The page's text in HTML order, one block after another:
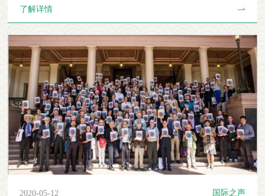
项目计划批复意见。 第九条 省级文物行政部门应及时将批复
意见告知市县级文物行政部门及业主单位。市县级文物行政部
门应督促业主单位开展技术方案编制工作。业主单位应在项目
计划批复后组织勘察设计单位按照项目计划批复意见编制技术
方案报批。 第十条 勘察设计单位编制技术方案，应注重前期
勘察研究，坚持正确的文物保护理念，保护好其历史文化价
值，遵循“不改变文物原状”等文物保护原则，保护并延续文物
的真实性和完整性。 第十一条 勘察设计单位应明确技术方案
项目负责人。项目负责人应具备相应从业范围的文物保护工程
责任设计师资格，并对技术方案负直接责任。 第十二条 业主
单位应对技术方案进行必要的论证，并按程序将技术方案报省
级文物行政部门或国家文物局审批。 第十三条 对于存在严重
行临时支护及防护，控制险情，并及时报告国家文物局。抢险
遗产做出了杰出的贡献，产生了深远的影响。实施《世界遗产
届世界遗产委员会会议上通过。它建立了一套严密、完整并有
着极强操作性和全球适应性的世界遗产实施体系。并且，随着
社会的不断变化而不断修订更新。中国古迹遗址保护协会一直
关注这一重要文件的修订，及时跟进并积极参与其修订工作。
在国家文物局的资助下，协会领导的推动和鼓励下，秘书处工
作人员将《操作指南》悉心编译制作，并持续更新，供广大使
用中文的国内外同行和关注世界遗产的读者参考。2019年，在
阿塞拜疆举办的第43届世界遗产委员会会议上通过了全新修订
的《操作指南》。此次中文版更新，协会除了根据英文官方版
对内容进行翻译外，也将前几版出现的问题进行勘误。如有不
了解详情
2020-05-12 国际之声